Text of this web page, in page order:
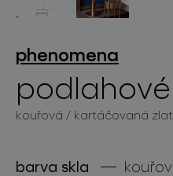
produkty
projekty
phenomena
kouřová / kartáčovaná
barva skla